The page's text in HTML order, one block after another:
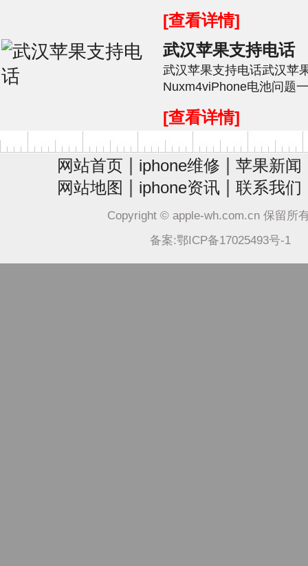
[查看详情]
武汉苹果支持电话
武汉苹果支持电话武汉苹
Nuxm4viPhone电池问题
么一点点...
[查看详情]
网站首页 iphone维修 苹果新闻
网站地图 iphone资讯 联系我们
Copyright © apple-wh.com.cn 保留所
备案:鄂ICP备17025493号-1